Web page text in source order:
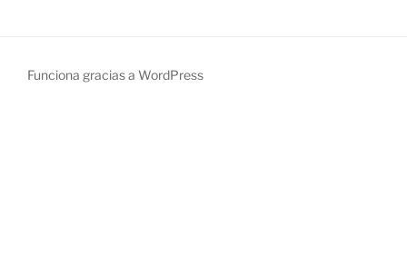
Funciona gracias a WordPress